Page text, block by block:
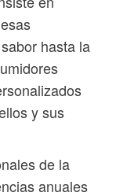
hasta la
y sus
de la
anuales